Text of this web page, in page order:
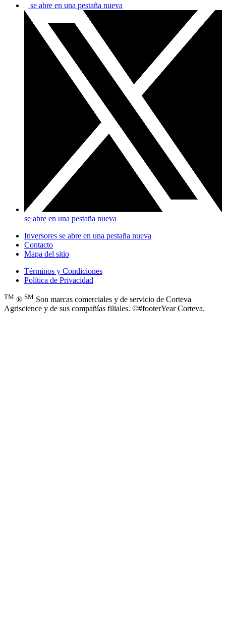
se abre en una pestaña nueva
se abre en una pestaña nueva
Inversores se abre en una pestaña nueva
Contacto
Mapa del sitio
Términos y Condiciones
Política de Privacidad
TM ® SM Son marcas comerciales y de servicio de Corteva
Agriscience y de sus compañías filiales. ©#footerYear Corteva.